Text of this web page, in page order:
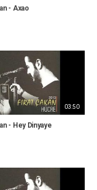
- Axao
03:50
- Hey Dinyaye